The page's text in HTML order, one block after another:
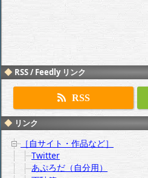
RSS / Feedly リンク
RSS
リンク
［自サイト・作品など］
Twitter
あぷろだ（自分用）